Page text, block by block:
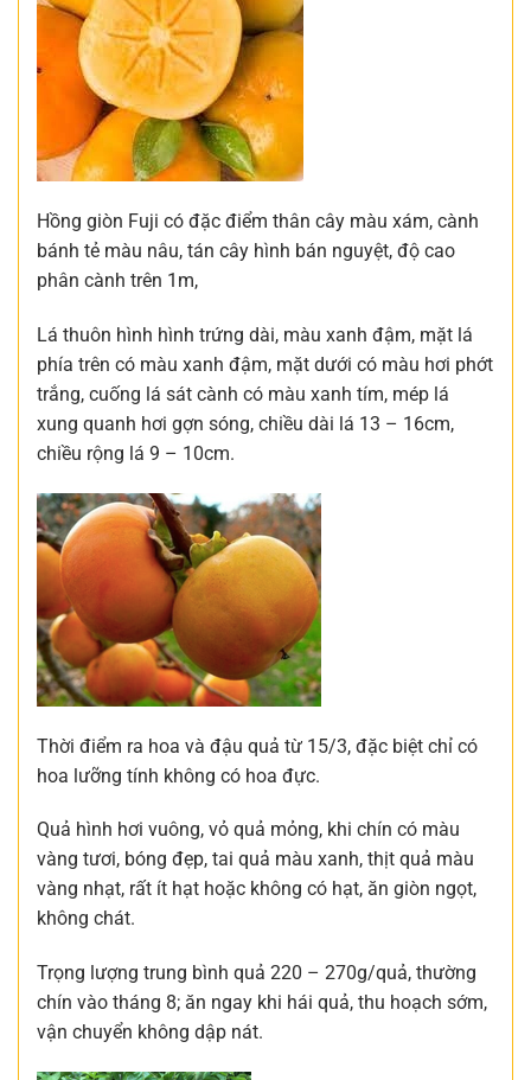
Hồng giòn Fuji có đặc điểm thân cây màu xám, cành
bánh tẻ màu nâu, tán cây hình bán nguyệt, độ cao
phân cành trên 1m,
Lá thuôn hình hình trứng dài, màu xanh đậm, mặt lá
phía trên có màu xanh đậm, mặt dưới có màu hơi phớt
trắng, cuống lá sát cành có màu xanh tím, mép lá
xung quanh hơi gợn sóng, chiều dài lá 13 – 16cm,
chiều rộng lá 9 – 10cm.
Thời điểm ra hoa và đậu quả từ 15/3, đặc biệt chỉ có
hoa lưỡng tính không có hoa đực.
Quả hình hơi vuông, vỏ quả mỏng, khi chín có màu
vàng tươi, bóng đẹp, tai quả màu xanh, thịt quả màu
vàng nhạt, rất ít hạt hoặc không có hạt, ăn giòn ngọt,
không chát.
Trọng lượng trung bình quả 220 – 270g/quả, thường
chín vào tháng 8; ăn ngay khi hái quả, thu hoạch sớm,
vận chuyển không dập nát.